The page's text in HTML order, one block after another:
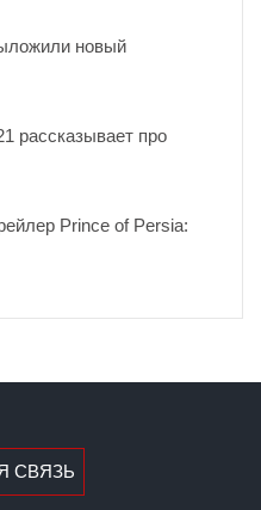
новый
рассказывает про
Prince of Persia:
СВЯЗЬ